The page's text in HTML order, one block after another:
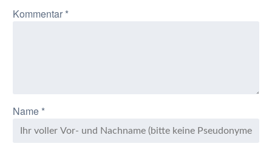
Kommentar *
Name *